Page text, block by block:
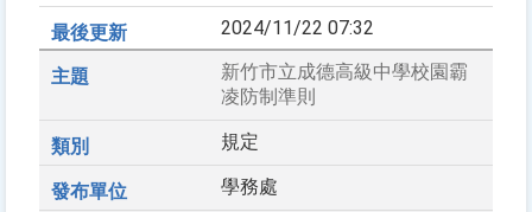
2024/11/22 07:32
新竹市立成德高級中學校園霸
凌防制準則
規定
學務處